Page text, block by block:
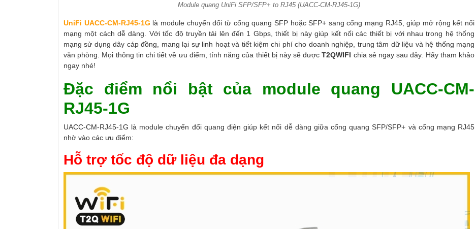
Module quang UniFi SFP/SFP+ to RJ45 (UACC-CM-RJ45-1G)
UniFi UACC-CM-RJ45-1G là module chuyển đổi từ cổng quang SFP hoặc SFP+ sang cổng mạng RJ45, giúp mở rộng kết nối
mạng một cách dễ dàng.
Với tốc độ truyền tải lên đến 1 Gbps, thiết bị này giúp kết nối các thiết bị với nhau trong hệ thống
mạng sử dụng dây cáp đồng, mang lại sự linh hoạt và tiết kiệm chi phí cho doanh nghiệp, trung tâm dữ liệu và hệ thống mạng
văn phòng. Mọi thông tin chi tiết về ưu điểm, tính năng của thiết bị này sẽ đượcT2QWIFI chia sẻ ngay sau đây. Hãy tham khảo
ngay nhé!
Đặc điểm nổi bật của module quang UACC-CM-
RJ45-1G
UACC-CM-RJ45-1G là module chuyển đổi quang điện giúp kết nối dễ dàng giữa cổng quang SFP/SFP+ và cổng mạng RJ45
nhờ vào các ưu điểm:
Hỗ trợ tốc độ dữ liệu đa dạng